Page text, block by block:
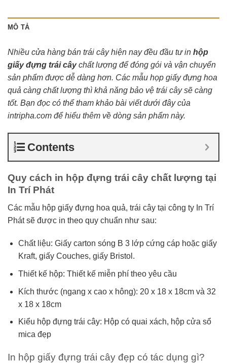
MÔ TẢ
Nhiều cửa hàng bán trái cây hiện nay đều đầu tư in hộp
giấy đựng trái câychất lượng để đóng gói và vận chuyển
sản phẩm được dễ dàng hơn. Các mẫu họp giấy đựng hoa
quả càng chất lượng thì khả năng bảo vệ trái cây sẽ càng
tốt. Bạn đọc có thể tham khảo bài viết dưới đây của
intripha.com để hiểu thêm về dòng sản phẩm này.
Contents
Quy cách in hộp đựng trái cây chất lượng tại
In Trí Phát
Các mẫu hộp giấy đựng hoa quả, trái cây tại công ty In Trí
Phát sẽ được in theo quy chuẩn như sau:
Chất liệu: Giấy carton sóng B 3 lớp cứng cáp hoặc giấy
Kraft, giấy Couches, giấy Bristol.
Thiết kế hộp: Thiết kế miễn phí theo yêu cầu
Kích thước (ngang x cao x hông): 20 x 18 x 18cm và 32
x 18 x 18cm
Kiểu hộp đựng trái cây: Hộp có quai xách, hộp cửa sổ
mica đẹp
In hộp giấy đựng trái cây đẹp có tác dụng gì?